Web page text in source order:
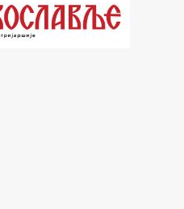
и трибине